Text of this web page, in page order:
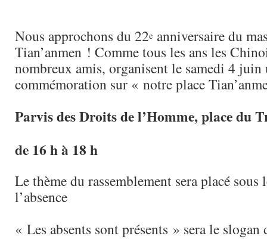
Nous approchons du 22e anniversaire du
Tian’anmen ! Comme tous les ans les
nombreux amis, organisent le samedi 4 juin
commémoration sur « notre place
Parvis des Droits de l’Homme, place du
de 16 h à 18 h
Le thème du rassemblement sera placé sous
l’absence
« Les absents sont présents » sera le